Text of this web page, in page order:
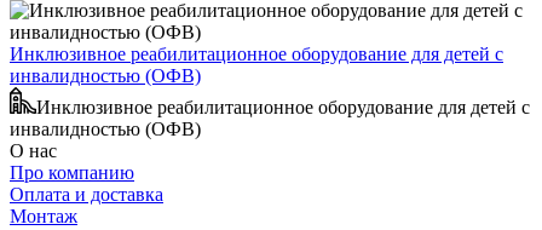
Инклюзивное реабилитационное оборудование для детей с
инвалидностью (ОФВ)
Инклюзивное реабилитационное оборудование для детей с
инвалидностью (ОФВ)
О нас
Про компанию
Оплата и доставка
Монтаж